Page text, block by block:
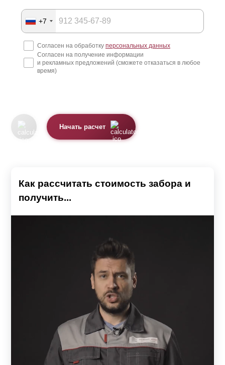
+7
Согласен на обработку персональных данных
Согласен на получение информации
и рекламных предложений (сможете отказаться в любое
время)
Начать расчет
Как рассчитать стоимость забора и
получить...